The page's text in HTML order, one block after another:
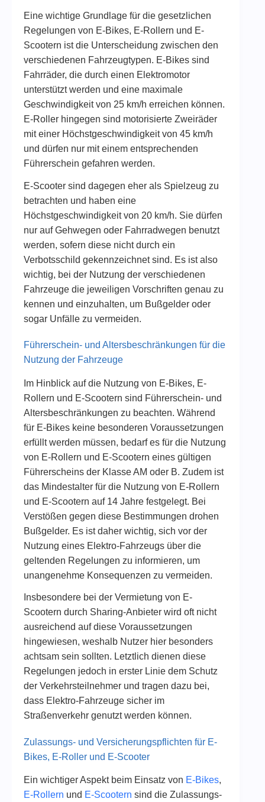
Eine wichtige Grundlage für die gesetzlichen
Regelungen von E-Bikes, E-Rollern und E-
Scootern ist die Unterscheidung zwischen den
verschiedenen Fahrzeugtypen. E-Bikes sind
Fahrräder, die durch einen Elektromotor
unterstützt werden und eine maximale
Geschwindigkeit von 25 km/h erreichen können.
E-Roller hingegen sind motorisierte Zweiräder
mit einer Höchstgeschwindigkeit von 45 km/h
und dürfen nur mit einem entsprechenden
Führerschein gefahren werden.
E-Scooter sind dagegen eher als Spielzeug zu
betrachten und haben eine
Höchstgeschwindigkeit von 20 km/h. Sie dürfen
nur auf Gehwegen oder Fahrradwegen benutzt
werden, sofern diese nicht durch ein
Verbotsschild gekennzeichnet sind. Es ist also
wichtig, bei der Nutzung der verschiedenen
Fahrzeuge die jeweiligen Vorschriften genau zu
kennen und einzuhalten, um Bußgelder oder
sogar Unfälle zu vermeiden.
Führerschein- und Altersbeschränkungen für die
Nutzung der Fahrzeuge
Im Hinblick auf die Nutzung von E-Bikes, E-
Rollern und E-Scootern sind Führerschein- und
Altersbeschränkungen zu beachten. Während
für E-Bikes keine besonderen Voraussetzungen
erfüllt werden müssen, bedarf es für die Nutzung
von E-Rollern und E-Scootern eines gültigen
Führerscheins der Klasse AM oder B. Zudem ist
das Mindestalter für die Nutzung von E-Rollern
und E-Scootern auf 14 Jahre festgelegt. Bei
Verstößen gegen diese Bestimmungen drohen
Bußgelder. Es ist daher wichtig, sich vor der
Nutzung eines Elektro-Fahrzeugs über die
geltenden Regelungen zu informieren, um
unangenehme Konsequenzen zu vermeiden.
Insbesondere bei der Vermietung von E-
Scootern durch Sharing-Anbieter wird oft nicht
ausreichend auf diese Voraussetzungen
hingewiesen, weshalb Nutzer hier besonders
achtsam sein sollten. Letztlich dienen diese
Regelungen jedoch in erster Linie dem Schutz
der Verkehrsteilnehmer und tragen dazu bei,
dass Elektro-Fahrzeuge sicher im
Straßenverkehr genutzt werden können.
Zulassungs- und Versicherungspflichten für E-
Bikes, E-Roller und E-Scooter
Ein wichtiger Aspekt beim Einsatz von E-Bikes,
E-Rollern und E-Scootern sind die Zulassungs-